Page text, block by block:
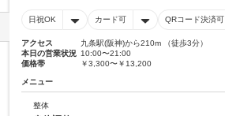
日祝OK カード可 QRコード決済可
アクセス
九条駅(阪神)から210m （徒歩3分）
本日の営業状況 10:00〜21:00
価格帯
￥3,300〜￥13,200
メニュー
整体